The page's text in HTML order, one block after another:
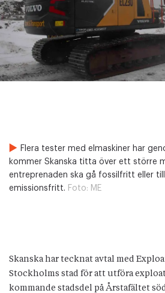
Flera tester med elmaskiner har
kommer Skanska titta över ett större
entreprenaden ska gå fossilfritt eller
emissionsfritt. Foto: ME
Skanska har tecknat avtal med
Stockholms stad för att utföra
kommande stadsdel på Årstafältet